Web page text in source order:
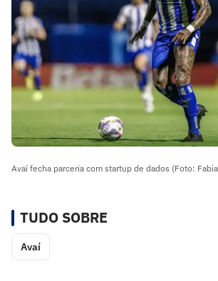
Avaí fecha parceria com startup de dados (Foto:
TUDO SOBRE
Avaí